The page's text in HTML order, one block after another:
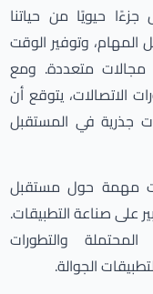
حيويًا من حياتنا
المهام، وتوفير الوقت
مجالات متعددة. ومع
الاتصالات، يتوقع أن
جذرية في المستقبل
سنستكشف 5 توقعات مهمة حول مستقبل
على صناعة التطبيقات.
والتطورات
الجوالة.